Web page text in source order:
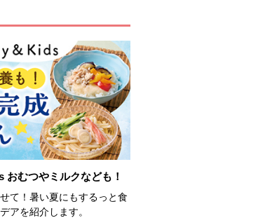
むつやミルクなども！
て！暑い夏にもするっと食
アを紹介します。